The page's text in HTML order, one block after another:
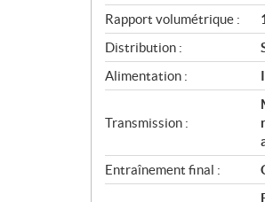
i
o
n
s
Rapport volumétrique :
Distribution :
Alimentation :
Transmission :
Entraînement final :